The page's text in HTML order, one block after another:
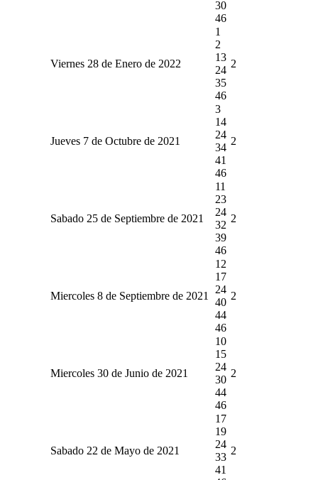
30
46
Viernes 28 de Enero de 2022
1
2
13
24
35
46
2
Jueves 7 de Octubre de 2021
3
14
24
34
41
46
2
Sabado 25 de Septiembre de 2021
11
23
24
32
39
46
2
Miercoles 8 de Septiembre de 2021
12
17
24
40
44
46
2
Miercoles 30 de Junio de 2021
10
15
24
30
44
46
2
Sabado 22 de Mayo de 2021
17
19
24
33
41
2